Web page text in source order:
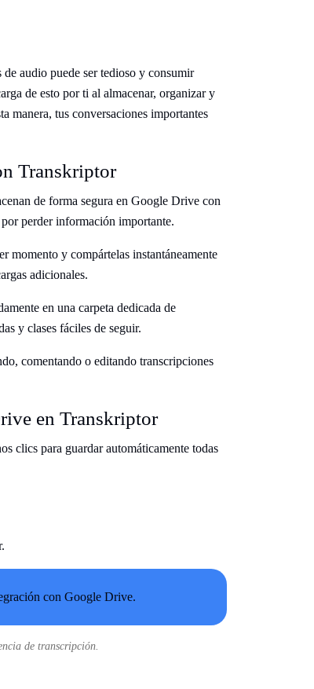
audio puede ser tedioso y consumir
de esto por ti al almacenar, organizar y
manera, tus conversaciones importantes
Transkriptor
de forma segura en Google Drive con
perder información importante.
momento y compártelas instantáneamente
adicionales.
en una carpeta dedicada de
y clases fáciles de seguir.
comentando o editando transcripciones
en Transkriptor
clics para guardar automáticamente todas
de transcripción.